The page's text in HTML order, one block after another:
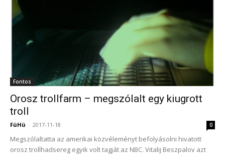
Fontos
Orosz trollfarm – megszólalt egy kiugrott
troll
FüHü - 2017-11-18 0
Megszólaltatta az amerikai közvéleményt befolyásolni hivatott
orosz trollhadsereg egyik volt tagját az NBC. Vitalij Beszpalov azt